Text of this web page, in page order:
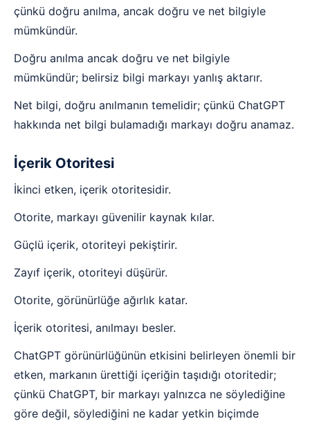
çünkü doğru anılma, ancak doğru ve net bilgiyle
mümkündür.
Doğru anılma ancak doğru ve net bilgiyle
mümkündür; belirsiz bilgi markayı yanlış aktarır.
Net bilgi, doğru anılmanın temelidir; çünkü ChatGPT
hakkında net bilgi bulamadığı markayı doğru anamaz.
İçerik Otoritesi
İkinci etken, içerik otoritesidir.
Otorite, markayı güvenilir kaynak kılar.
Güçlü içerik, otoriteyi pekiştirir.
Zayıf içerik, otoriteyi düşürür.
Otorite, görünürlüğe ağırlık katar.
İçerik otoritesi, anılmayı besler.
ChatGPT görünürlüğünün etkisini belirleyen önemli bir
etken, markanın ürettiği içeriğin taşıdığı otoritedir;
çünkü ChatGPT, bir markayı yalnızca ne söylediğine
göre değil, söylediğini ne kadar yetkin biçimde